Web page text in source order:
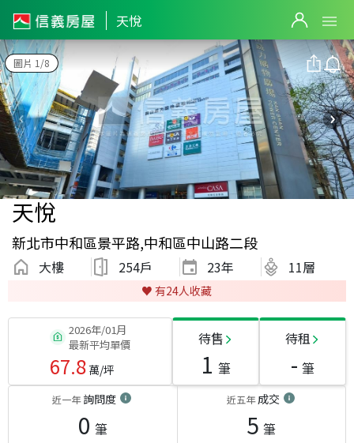
天悅
圖片 1/8
天悅
新北市中和區景平路,中和區中山路二段
大樓 254戶 23年 11層
♥️ 有24人收藏
2026年/01月
最新平均單價
67.8萬/坪
待售
1 筆
待租
- 筆
近一年詢問度
0 筆
近五年成交
5 筆